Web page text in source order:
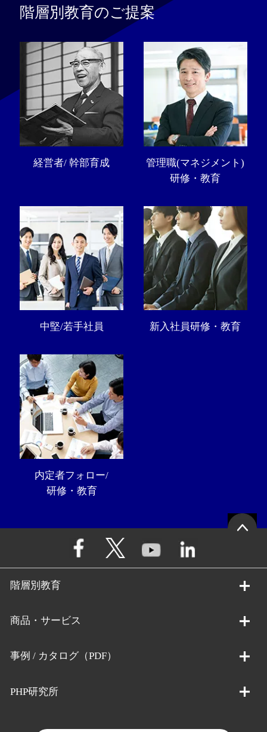
階層別教育のご提案
経営者/ 幹部育成
管理職(マネジメント)
研修・教育
中堅/若手社員 新入社員研修・教育
内定者フォロー/
研修・教育
階層別教育
商品・サービス
事例 / カタログ（PDF）
PHP研究所